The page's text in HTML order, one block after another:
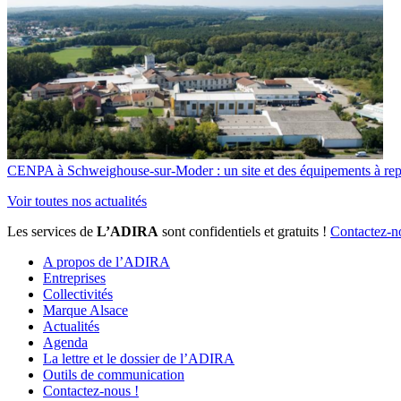
CENPA à Schweighouse-sur-Moder : un site et des équipements à
Voir toutes nos actualités
Les services de L’ADIRA sont confidentiels et gratuits ! Contactez-
A propos de l’ADIRA
Entreprises
Collectivités
Marque Alsace
Actualités
Agenda
La lettre et le dossier de l’ADIRA
Outils de communication
Contactez-nous !